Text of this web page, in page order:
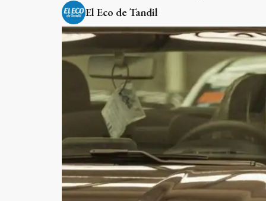
El Eco de Tandil